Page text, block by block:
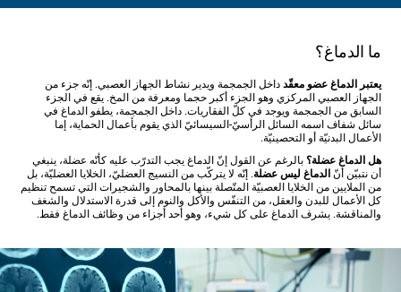
ما الدماغ؟
يعتبر الدماغ عضو معقّد داخل الجمجمة ويدير نشاط الجهاز العصبي. إنّه جزء من
الجهاز العصبي المركزي وهو الجزء أكبر حجما ومعرفة من المخ. يقع في الجزء
السابق من الجمجمة ويوجد في كلّ الفقاريات. داخل الجمجمة، يطفو الدماغ في
سائل شفاف اسمه السائل الرأسيّ-السيسائيّ الذي يقوم بأعمال الحماية، إما
الأعمال البدنيّة أو التحصينيّة.
هل الدماغ عضلة؟بالرغم عن القول إنّ الدماغ يجب التدرّب عليه كأنّه عضلة، ينبغي
أن نتبيّن أنّ الدماغ ليس عضلة. إنّه لا يتركّب من النسيج العضليّ، الخلايا العضليّة، بل
من الملايين من الخلايا العصبيّة المتّصلة بينها بالمحاور والشجيرات التي تسمح تنظيم
كل الأعمال للبدن والعقل، من التنفّس والأكل والنوم إلى قدرة الاستدلال والشغف
والمناقشة. يشرف الدماغ على كل شيء، وهو أحد أجزاء من وظائف الدماغ فقط.